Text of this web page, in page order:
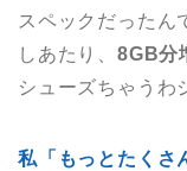
スペックだったん
しあたり、 8GB分
シューズちゃうわ
私「もっとたくさ